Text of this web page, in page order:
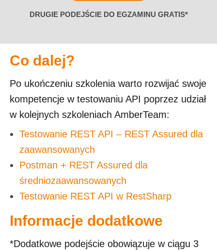
DRUGIE PODEJŚCIE DO EGZAMINU GRATIS*
Co dalej?
Po ukończeniu szkolenia warto rozwijać swoje
kompetencje w testowaniu API poprzez udział
w kolejnych szkoleniach AmberTeam:
Testowanie REST API – REST Assured dla
zaawansowanych
Postman + REST Assured dla
średniozaawansowanych
Testowanie REST API w RestSharp
Informacje dodatkowe
*Dodatkowe podejście obowiązuje w ciągu 3